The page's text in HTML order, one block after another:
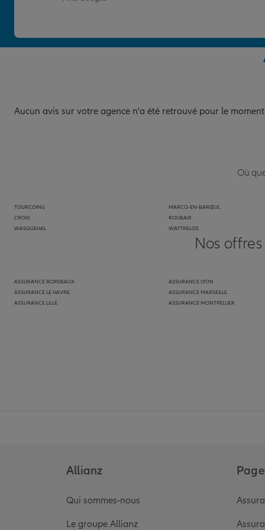
Aucun avis sur votre agence n'a été retrouvé pour le moment
Où
TOURCOING
CROIX
WASQUEHAL
MARCQ-EN-BARŒUL
ROUBAIX
WATTRELOS
Nos
ASSURANCE BORDEAUX
ASSURANCE LE HAVRE
ASSURANCE LILLE
ASSURANCE LYON
ASSURANCE MARSEILLE
ASSURANCE MONTPELLIER
Allianz
Qui sommes-nous
Le groupe Allianz